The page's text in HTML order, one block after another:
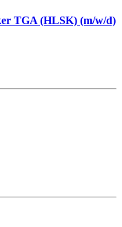
TGA (HLSK) (m/w/d)